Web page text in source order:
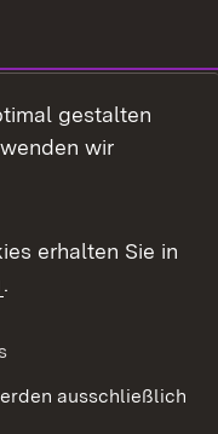
gestalten
wir
erhalten Sie in
.
ausschließlich